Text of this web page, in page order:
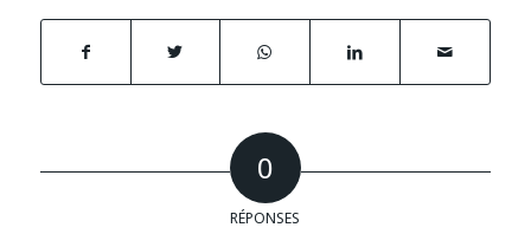
0
RÉPONSES